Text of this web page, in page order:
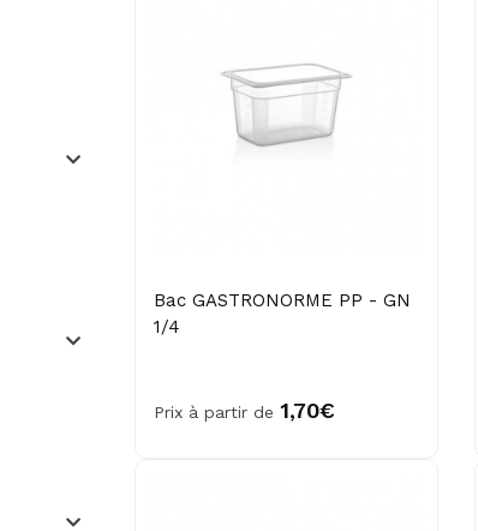
Bac GASTRONORME PP - GN
1/4
Prix à partir de 1,70€